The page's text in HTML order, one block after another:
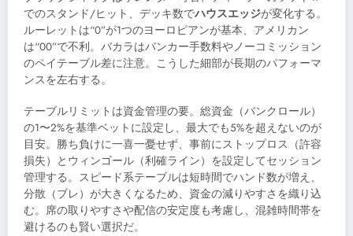
でのスタンド/ヒット、デッキ数でハウスエッジが変化する。
ルーレットは“0”が1つのヨーロピアンが基本、アメリカン
は“00”で不利。バカラはバンカー手数料やノーコミッション
のペイテーブル差に注意。こうした細部が長期のパフォーマ
ンスを左右する。
テーブルリミットは資金管理の要。総資金（バンクロール）
の1〜2%を基準ベットに設定し、最大でも5%を超えないのが
目安。勝ち負けに一喜一憂せず、事前にストップロス（許容
損失）とウィンゴール（利確ライン）を設定してセッション
管理する。スピード系テーブルは短時間でハンド数が増え、
分散（ブレ）が大きくなるため、資金の減りやすさを織り込
む。席の取りやすさや配信の安定度も考慮し、混雑時間帯を
避けるのも賢い選択だ。